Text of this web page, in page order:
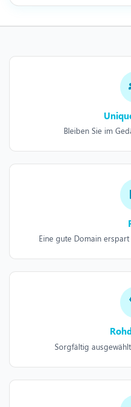
Bleiben Sie im
Eine gute Domain
Sorgfältig